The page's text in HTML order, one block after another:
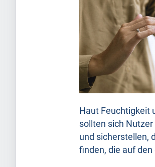
Haut Feuchtigkeit
sollten sich
und sicherstellen,
finden, die auf den